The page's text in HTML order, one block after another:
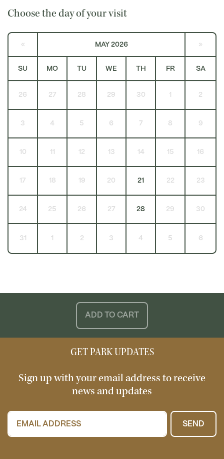
Choose the day of your visit
« MAY 2026 »
SU MO TU WE TH FR SA
26 27 28 29 30 1 2
3 4 5 6 7 8 9
10 11 12 13 14 15 16
17 18 19 20 21 22 23
24 25 26 27 28 29 30
31 1 2 3 4 5 6
ADD TO CART
GET PARK UPDATES
Sign up with your email address to receive
news and updates
SEND